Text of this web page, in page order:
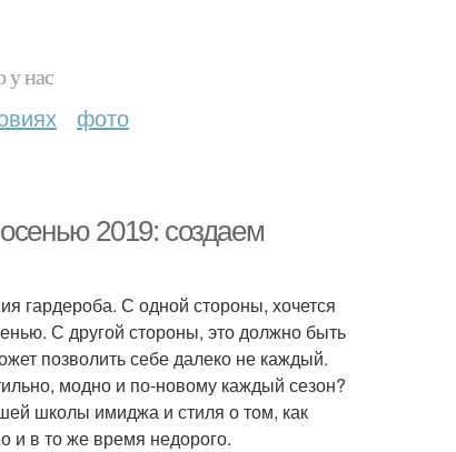
у нас
фото
2019: создаем
гардероба. С одной стороны, хочется
С другой стороны, это должно быть
позволить себе далеко не каждый.
модно и по-новому каждый сезон?
школы имиджа и стиля о том, как
и в то же время недорого.